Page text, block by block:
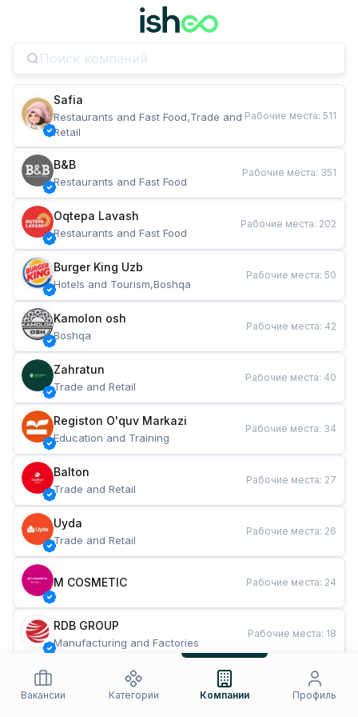
Safia
Restaurants and Fast Food,Trade and
Retail
Рабочие места: 511
B&B
Restaurants and Fast Food
Рабочие места: 351
Oqtepa Lavash
Restaurants and Fast Food
Рабочие места: 202
Burger King Uzb
Hotels and Tourism,Boshqa
Рабочие места: 50
Kamolon osh
Boshqa
Рабочие места: 42
Zahratun
Trade and Retail
Рабочие места: 40
Registon O'quv Markazi
Education and Training
Рабочие места: 34
Balton
Trade and Retail
Рабочие места: 27
Uyda
Trade and Retail
Рабочие места: 26
M COSMETIC Рабочие места: 24
RDB GROUP
Manufacturing and Factories
Рабочие места: 18
Restaurants and Fast Food
Рабочие места
Вакансии
Категории Компании Профиль